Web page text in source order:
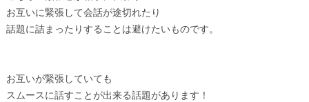
お互いに緊張して会話が途切れたり
話題に詰まったりすることは避けたいものです。
お互いが緊張していても
スムースに話すことが出来る話題があります！